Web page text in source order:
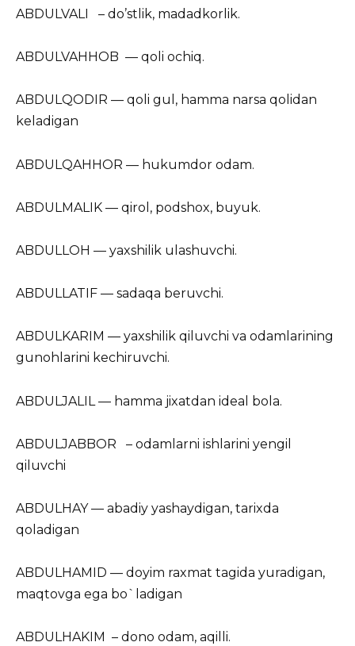
ABDULVALI – do’stlik, madadkorlik.
ABDULVAHHOB — qoli ochiq.
ABDULQODIR — qoli gul, hamma narsa qolidan
keladigan
ABDULQAHHOR — hukumdor odam.
ABDULMALIK — qirol, podshox, buyuk.
ABDULLOH — yaxshilik ulashuvchi.
ABDULLATIF — sadaqa beruvchi.
ABDULKARIM — yaxshilik qiluvchi va odamlarining
gunohlarini kechiruvchi.
ABDULJALIL — hamma jixatdan ideal bola.
ABDULJABBOR – odamlarni ishlarini yengil
qiluvchi
ABDULHAY — abadiy yashaydigan, tarixda
qoladigan
ABDULHAMID — doyim raxmat tagida yuradigan,
maqtovga ega bo`ladigan
ABDULHAKIM – dono odam, aqilli.